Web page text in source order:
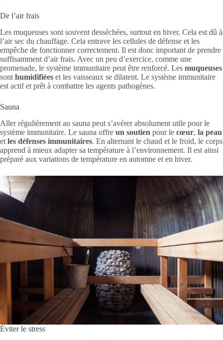
De l’air frais
Les muqueuses sont souvent desséchées, surtout en hiver. Cela est dû à
l’air sec du chauffage. Cela entrave les cellules de défense et les
empêche de fonctionner correctement. Il est donc important de prendre
suffisamment d’air frais. Avec un peu d’exercice, comme une
promenade, le système immunitaire peut être renforcé. Les muqueuses
sont humidifiées et les vaisseaux se dilatent. Le système immunitaire
est actif et prêt à combattre les agents pathogènes.
Sauna
Aller régulièrement au sauna peut s’avérer absolument utile pour le
système immunitaire. Le sauna offre un soutien pour le cœur, la peau
et les défenses immunitaires. En alternant le chaud et le froid, le corps
apprend à mieux adapter sa température à l’environnement. Il est ainsi
préparé aux variations de température en automne et en hiver.
Éviter le stress